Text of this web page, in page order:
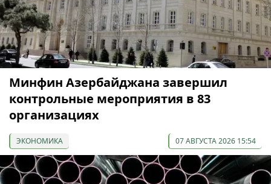
Минфин Азербайджана завершил
контрольные мероприятия в 83
организациях
ЭКОНОМИКА 07 АВГУСТА 2026 15:54